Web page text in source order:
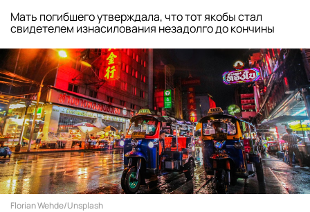
Мать погибшего утверждала, что тот якобы стал
свидетелем изнасилования незадолго до кончины
Florian Wehde/Unsplash